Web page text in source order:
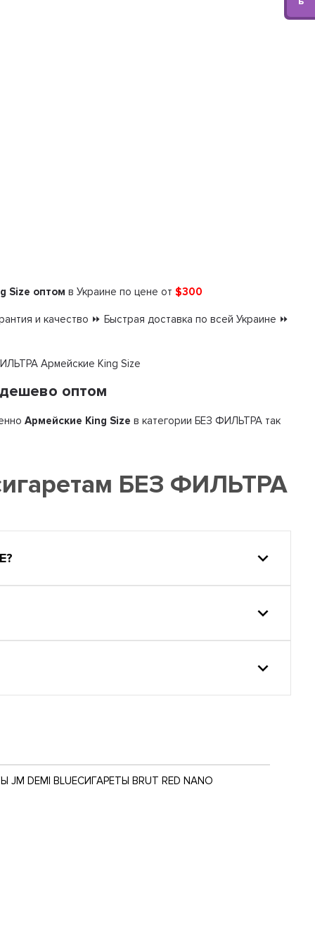
Size оптом в Украине по цене от$300
и качество ⏩ Быстрая доставка по всей Украине ⏩
Армейские King Size
оптом
Армейские King Size в категории БЕЗ ФИЛЬТРА так
БЕЗ ФИЛЬТРА
JM DEMI BLUEСИГАРЕТЫ BRUT RED NANO